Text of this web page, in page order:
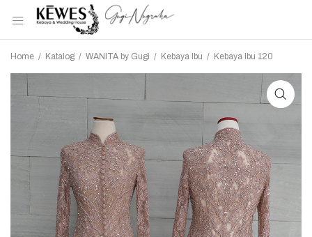
Home / Katalog / WANITA by Gugi / Kebaya Ibu / Kebaya Ibu 120